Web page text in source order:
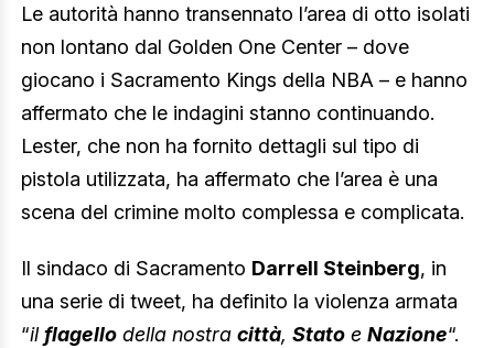
Le autorità hanno transennato l’area di otto isolati
non lontano dal Golden One Center – dove
giocano i Sacramento Kings della NBA – e hanno
affermato che le indagini stanno continuando.
Lester, che non ha fornito dettagli sul tipo di
pistola utilizzata, ha affermato che l’area è una
scena del crimine molto complessa e complicata.
Il sindaco di Sacramento Darrell Steinberg, in
una serie di tweet, ha definito la violenza armata
“ilflagello della nostra città, Stato e Nazione“.